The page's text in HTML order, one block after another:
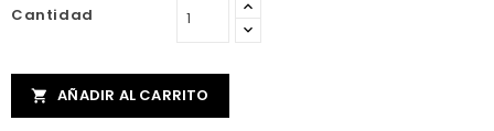
Cantidad
 AÑADIR AL CARRITO